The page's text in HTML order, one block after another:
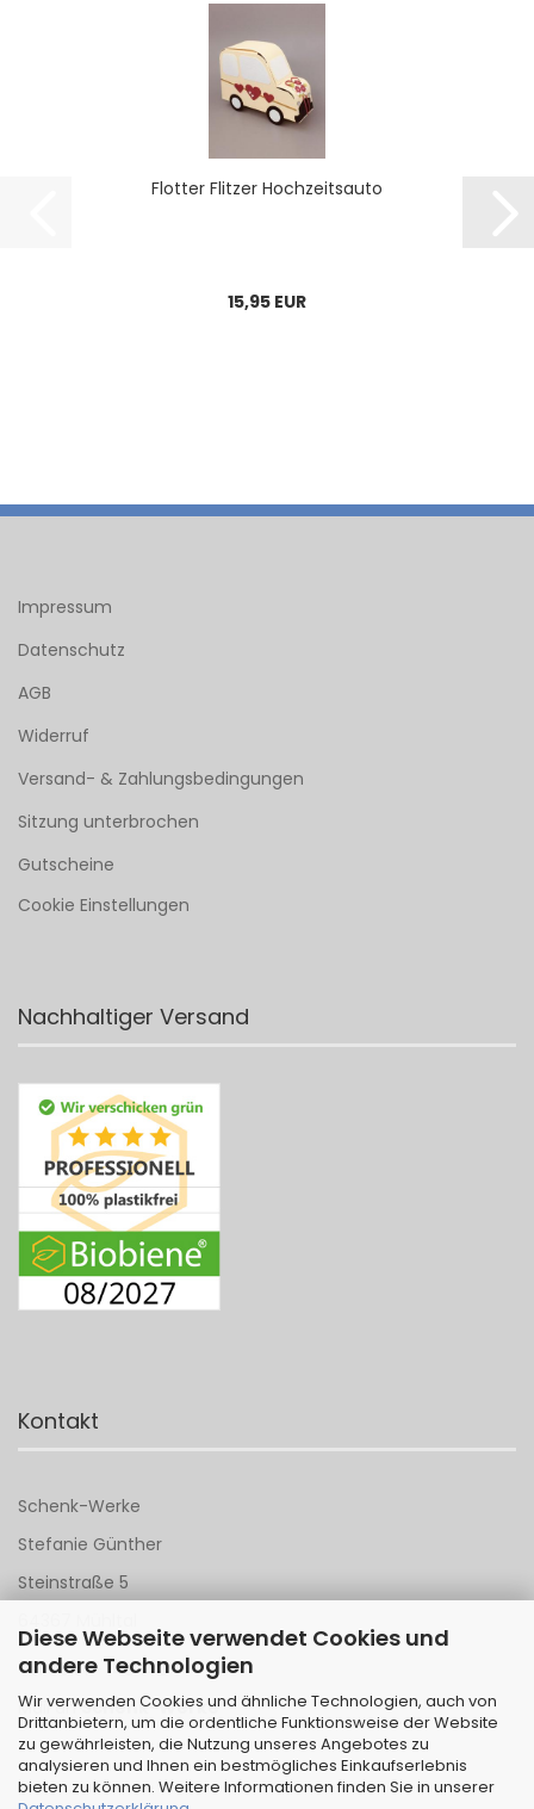
Diese Webseite verwendet Cookies und
andere Technologien
Wir verwenden Cookies und ähnliche Technologien, auch von
Drittanbietern, um die ordentliche Funktionsweise der Website
zu gewährleisten, die Nutzung unseres Angebotes zu
analysieren und Ihnen ein bestmögliches Einkaufserlebnis
bieten zu können. Weitere Informationen finden Sie in unserer
Flot­ter Flit­zer Hoch­zeits­au­to
15,95 EUR
Impressum
Datenschutz
AGB
Widerruf
Versand- & Zahlungsbedingungen
Sitzung unterbrochen
Gutscheine
Cookie Einstellungen
Nachhaltiger Versand
Kontakt
Schenk-Werke
Stefanie Günther
Steinstraße 5
Tel 06151 - 148 142
Mail anSchenk-Werke